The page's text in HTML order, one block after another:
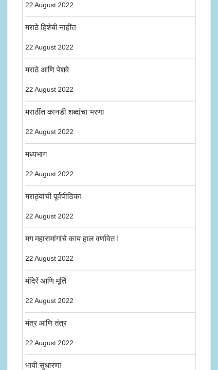
22 August 2022
मराठे हिशेबी नाहींत
22 August 2022
मराठे आणि पेशवे
22 August 2022
मराठींत कानडी शब्दांचा भरणा
22 August 2022
मध्यभाग
22 August 2022
मराठ्यांची पूर्वपीठिका
22 August 2022
मग महारामांगांचे काय हाल वर्णावेत !
22 August 2022
मंदिरें आणि मूर्ति
22 August 2022
मंत्र आणि तंत्र
22 August 2022
भावी सुधारणा